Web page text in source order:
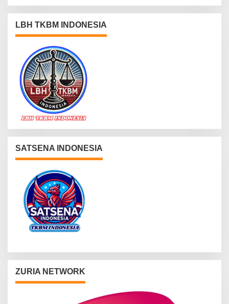
LBH TKBM INDONESIA
SATSENA INDONESIA
ZURIA NETWORK